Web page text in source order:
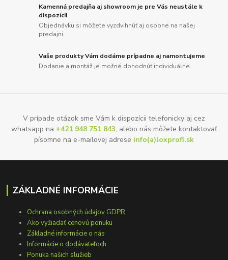
Kamenná predajňa aj showroom je pre Vás neustále k
dispozícii
Objednávku si môžete vyzdvihnúť aj osobne na našej
predajni.
Vaše produkty Vám dodáme prípadne aj namontujeme
Dodanie a montáž je možné dohodnúť individuálne.
V prípade otázok sme Vám k dispozícii telefonicky aj cez
whatsapp na +421 948 751 843, alebo nás môžete kontaktovať
písomne na e-mailovej adrese info(a)loxprofi.sk
ZÁKLADNÉ INFORMÁCIE
Ochrana osobných údajov GDPR
Ako vyžiadať cenovú ponuku
Základné informácie o nás
Informácie o dodávateľoch
Ponuka našich služieb